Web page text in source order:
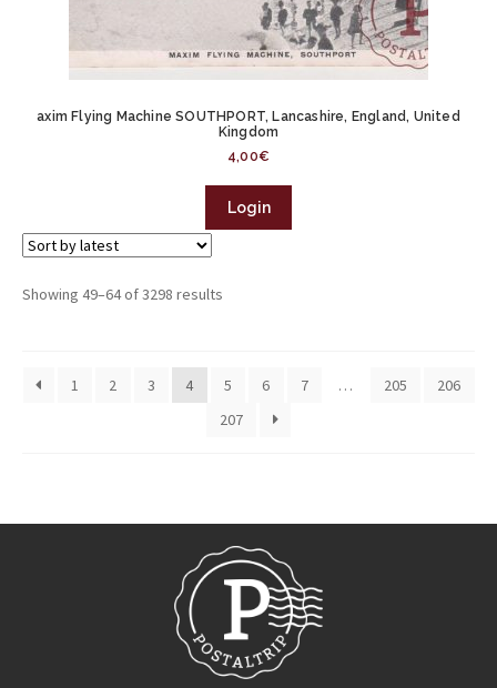
axim Flying Machine SOUTHPORT, Lancashire, England, United
Kingdom
4,00€
Login
Showing 49–64 of 3298 results
1 2 3 4 5 6 7 … 205
206
207